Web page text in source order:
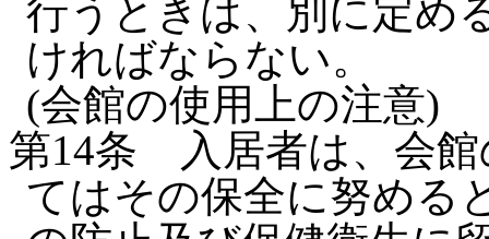
行うときは、別に定め
ければならない。
(会館の使用上の注意)
第14条
入居者は、会
てはその保全に努める